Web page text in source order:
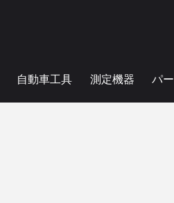
自動車工具 測定機器 パ